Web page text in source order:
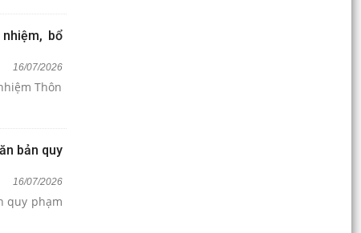
bổ
16/07/2026
Thôn
bản quy
16/07/2026
quy phạm